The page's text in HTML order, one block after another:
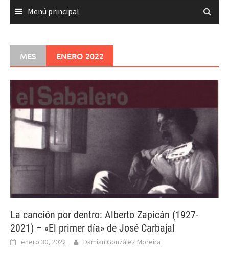
Menú principal
MES ENERO 2022
La canción por dentro: Alberto Zapicán (1927-
2021) – «El primer día» de José Carbajal
enero 30, 2022 Damian González Moreira